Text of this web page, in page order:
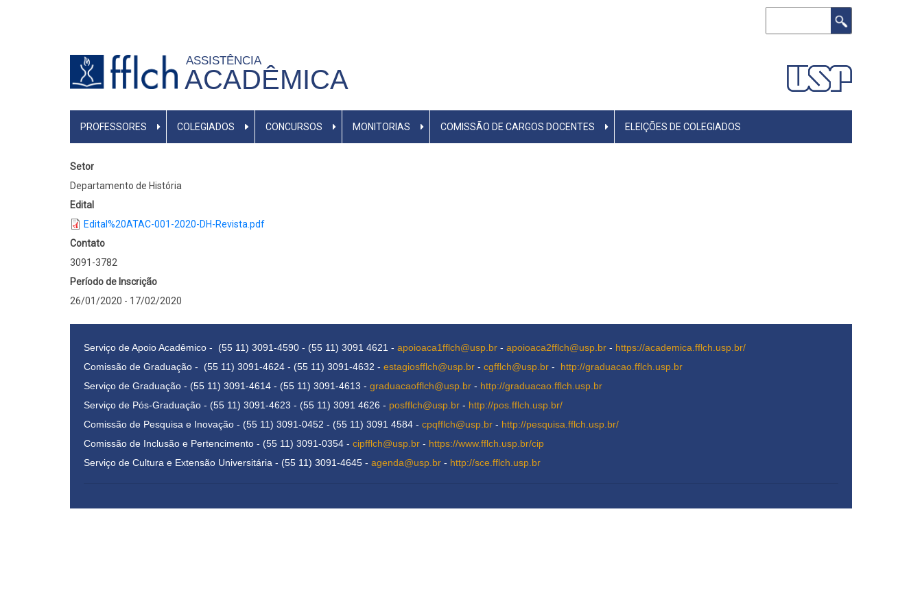
ASSISTÊNCIA
ACADÊMICA
MAIN
PROFESSORES COLEGIADOS CONCURSOS MONITORIAS COMISSÃO DE CARGOS DOCENTES ELEIÇÕES DE COLEGIADOS
Setor
Departamento de História
Edital
Edital%20ATAC-001-2020-DH-Revista.pdf
Contato
3091-3782
Período de Inscrição
26/01/2020 - 17/02/2020
Serviço de Apoio Acadêmico - (55 11) 3091-4590 - (55 11) 3091 4621 - apoioaca1fflch@usp.br - apoioaca2fflch@usp.br - https://academica.fflch.usp.br/
Comissão de Graduação - (55 11) 3091-4624 - (55 11) 3091-4632 - estagiosfflch@usp.br - cgfflch@usp.br - http://graduacao.fflch.usp.br
Serviço de Graduação - (55 11) 3091-4614 - (55 11) 3091-4613 - graduacaofflch@usp.br - http://graduacao.fflch.usp.br
Serviço de Pós-Graduação - (55 11) 3091-4623 - (55 11) 3091 4626 - posfflch@usp.br - http://pos.fflch.usp.br/
Comissão de Pesquisa e Inovação - (55 11) 3091-0452 - (55 11) 3091 4584 - cpqfflch@usp.br - http://pesquisa.fflch.usp.br/
Comissão de Inclusão e Pertencimento - (55 11) 3091-0354 - cipfflch@usp.br - https://www.fflch.usp.br/cip
Serviço de Cultura e Extensão Universitária - (55 11) 3091-4645 - agenda@usp.br - http://sce.fflch.usp.br